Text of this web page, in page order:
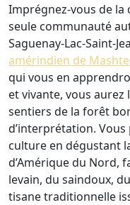
Imprégnez-vous de la
seule communauté
Saguenay-Lac-Saint-
amérindien de
qui vous en
et vivante, vous aurez
sentiers de la forêt
d’interprétation.
culture en dégustant
d’Amérique du Nord,
levain, du saindoux,
tisane traditionnelle